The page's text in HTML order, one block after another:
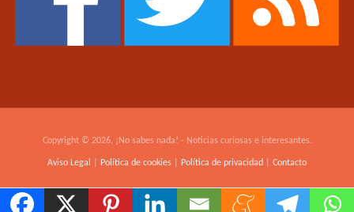
Copyright © 2026. ¡No sabes nada! - Noticias curiosas e interesantes.
Aviso Legal Política de cookies Política de privacidad Contacto